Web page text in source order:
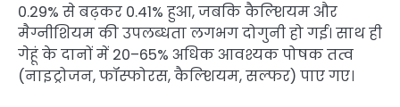
0.29% से बढ़कर 0.41% हुआ, जबकि कैल्शियम और
मैग्नीशियम की उपलब्धता लगभग दोगुनी हो गई। साथ ही
गेहूं के दानों में 20–65% अधिक आवश्यक पोषक तत्व
(नाइट्रोजन, फॉस्फोरस, कैल्शियम, सल्फर) पाए गए।